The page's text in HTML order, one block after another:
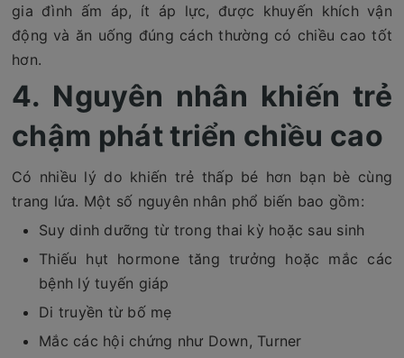
gia đình ấm áp, ít áp lực, được khuyến khích vận
động và ăn uống đúng cách thường có chiều cao tốt
hơn.
4. Nguyên nhân khiến trẻ
chậm phát triển chiều cao
Có nhiều lý do khiến trẻ thấp bé hơn bạn bè cùng
trang lứa. Một số nguyên nhân phổ biến bao gồm:
Suy dinh dưỡng từ trong thai kỳ hoặc sau sinh
Thiếu hụt hormone tăng trưởng hoặc mắc các
bệnh lý tuyến giáp
Di truyền từ bố mẹ
Mắc các hội chứng như Down, Turner